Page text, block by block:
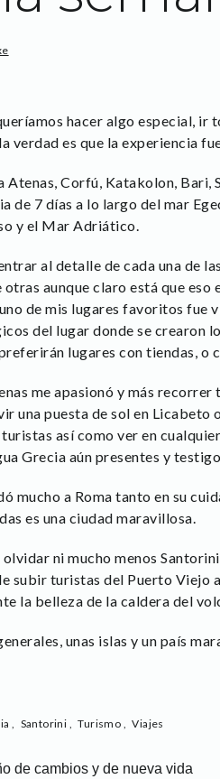
hacer algo especial, ir
verdad es que la experiencia
Atenas, Corfú, Katakolon, Bari,
de 7 días a lo largo del mar
y el Mar Adriático.
al detalle de cada una de
otras aunque claro está que eso
de mis lugares favoritos fue
del lugar donde se crearon
lugares con tiendas, o
me apasionó y más
una puesta de sol en Licabeto
así como ver en
Grecia aún presentes y
mucho a Roma tanto en su
es una ciudad maravillosa.
ni mucho menos
subir turistas del Puerto Viejo
la belleza de la caldera del
unas islas y un país
Santorini Turismo Viajes
de cambios y de nueva vida